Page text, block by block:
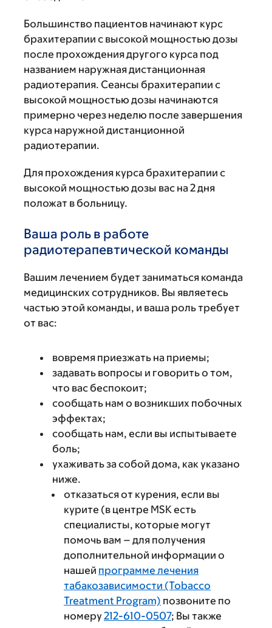
Большинство пациентов начинают курс
брахитерапии с высокой мощностью дозы
после прохождения другого курса под
названием наружная дистанционная
радиотерапия. Сеансы брахитерапии с
высокой мощностью дозы начинаются
примерно через неделю после завершения
курса наружной дистанционной
радиотерапии.
Для прохождения курса брахитерапии с
высокой мощностью дозы вас на 2 дня
положат в больницу.
Ваша роль в работе
радиотерапевтической команды
Вашим лечением будет заниматься команда
медицинских сотрудников. Вы являетесь
частью этой команды, и ваша роль требует
от вас:
вовремя приезжать на приемы;
задавать вопросы и говорить о том,
что вас беспокоит;
сообщать нам о возникших побочных
эффектах;
сообщать нам, если вы испытываете
боль;
ухаживать за собой дома, как указано
ниже.
отказаться от курения, если вы
курите (в центре MSK есть
специалисты, которые могут
помочь вам – для получения
дополнительной информации о
нашей программе лечения
табакозависимости (Tobacco
Treatment Program) позвоните по
номеру212-610-0507; Вы также